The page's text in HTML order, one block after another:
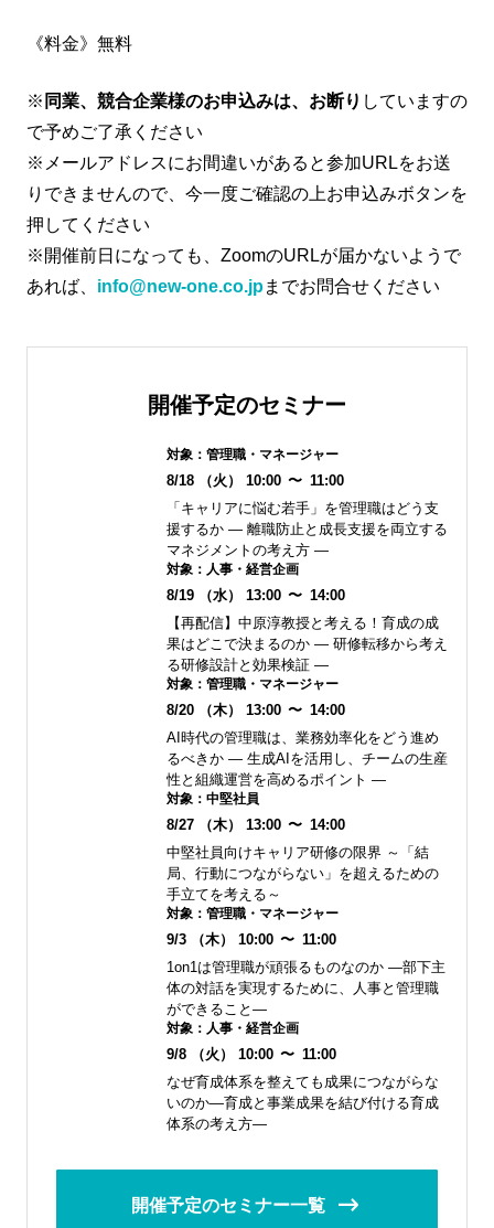
《料金》無料
※ 同業、競合企業様のお申込みは、お断り していますの
で予めご了承ください
※メールアドレスにお間違いがあると参加URLをお送
りできませんので、今一度ご確認の上お申込みボタンを
押してください
※開催前日になっても、ZoomのURLが届かないようで
あれば、 info@new-one.co.jpまでお問合せください
開催予定のセミナー
対象： 管理職・マネージャー
8/18 （火） 10:00 〜 11:00
「キャリアに悩む若手」を管理職はどう支
援するか ― 離職防止と成長支援を両立する
マネジメントの考え方 ―
対象： 人事・経営企画
8/19 （水） 13:00 〜 14:00
【再配信】中原淳教授と考える！育成の成
果はどこで決まるのか ― 研修転移から考え
る研修設計と効果検証 ―
対象： 管理職・マネージャー
8/20 （木） 13:00 〜 14:00
AI時代の管理職は、業務効率化をどう進め
るべきか ― 生成AIを活用し、チームの生産
性と組織運営を高めるポイント ―
対象： 中堅社員
8/27 （木） 13:00 〜 14:00
中堅社員向けキャリア研修の限界 ～「結
局、行動につながらない」を超えるための
手立てを考える～
対象： 管理職・マネージャー
9/3 （木） 10:00 〜 11:00
1on1は管理職が頑張るものなのか ―部下主
体の対話を実現するために、人事と管理職
ができること―
対象： 人事・経営企画
9/8 （火） 10:00 〜 11:00
なぜ育成体系を整えても成果につながらな
いのか―育成と事業成果を結び付ける育成
体系の考え方―
開催予定のセミナー一覧